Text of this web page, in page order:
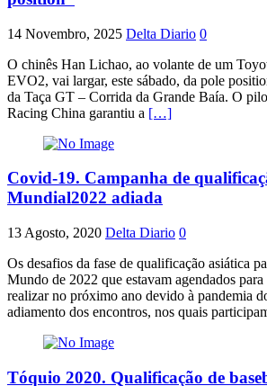
14 Novembro, 2025 Delta Diario 0
O chinês Han Lichao, ao volante de um
EVO2, vai largar, este sábado, da pole
da Taça GT – Corrida da Grande Baía. O
Racing China garantiu a […]
Covid-19. Campanha de
Mundial2022 adiada
13 Agosto, 2020 Delta Diario 0
Os desafios da fase de qualificação asiática
Mundo de 2022 que estavam agendados
realizar no próximo ano devido à pandemia
adiamento dos encontros, nos quais
Tóquio 2020. Qualificação de